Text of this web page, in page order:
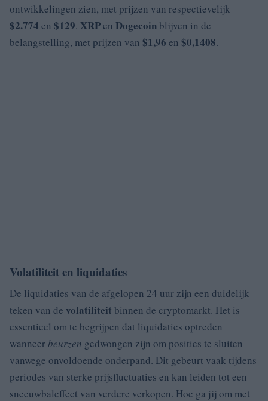
ontwikkelingen zien, met prijzen van respectievelijk
$2.774 en $129. XRPen Dogecoin blijven in de
belangstelling, met prijzen van $1,96 en $0,1408.
Volatiliteit en liquidaties
De liquidaties van de afgelopen 24 uur zijn een duidelijk
teken van de volatiliteit binnen de cryptomarkt. Het is
essentieel om te begrijpen dat liquidaties optreden
wanneerbeurzen gedwongen zijn om posities te sluiten
vanwege onvoldoende onderpand. Dit gebeurt vaak tijdens
periodes van sterke prijsfluctuaties en kan leiden tot een
sneeuwbaleffect van verdere verkopen. Hoe ga jij om met